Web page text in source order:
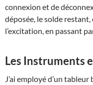
connexion et de
déposée, le solde
l’excitation, en passant
Les Instruments
J’ai employé d’un